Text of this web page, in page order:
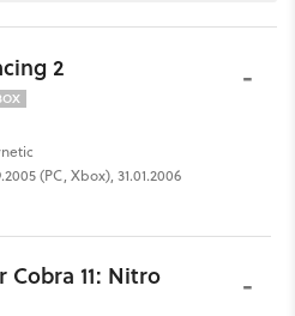
2
(PC, Xbox), 31.01.2006
-
Cobra 11: Nitro -